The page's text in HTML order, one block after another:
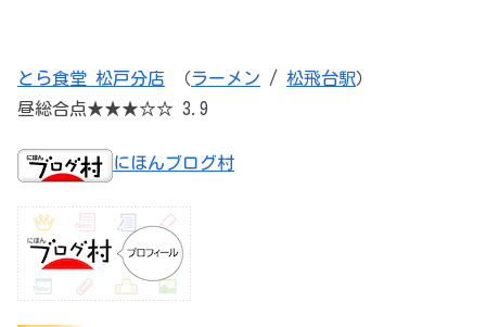
とら食堂 松戸分店 （ラーメン / 松飛台駅）
昼総合点★★★☆☆ 3.9
にほんブログ村